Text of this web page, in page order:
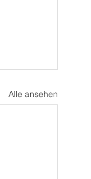
Alle ansehen